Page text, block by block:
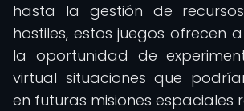
hasta la gestión de
hostiles, estos juegos ofrecen
la oportunidad de
virtual situaciones que
en futuras misiones espaciales